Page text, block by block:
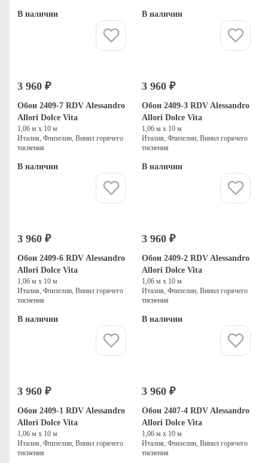
В наличии В наличии
3 960 ₽
Обои 2409-7 RDV Alessandro
Allori Dolce Vita
1,06 м х 10 м
Италия, Флизелин, Винил горячего
тиснения
В наличии
3 960 ₽
Обои 2409-3 RDV Alessandro
Allori Dolce Vita
1,06 м х 10 м
Италия, Флизелин, Винил горячего
тиснения
В наличии
3 960 ₽
Обои 2409-6 RDV Alessandro
Allori Dolce Vita
1,06 м х 10 м
Италия, Флизелин, Винил горячего
тиснения
В наличии
3 960 ₽
Обои 2409-2 RDV Alessandro
Allori Dolce Vita
1,06 м х 10 м
Италия, Флизелин, Винил горячего
тиснения
В наличии
3 960 ₽
Обои 2409-1 RDV Alessandro
Allori Dolce Vita
1,06 м х 10 м
Италия, Флизелин, Винил горячего
тиснения
3 960 ₽
Обои 2407-4 RDV Alessandro
Allori Dolce Vita
1,06 м х 10 м
Италия, Флизелин, Винил горячего
тиснения